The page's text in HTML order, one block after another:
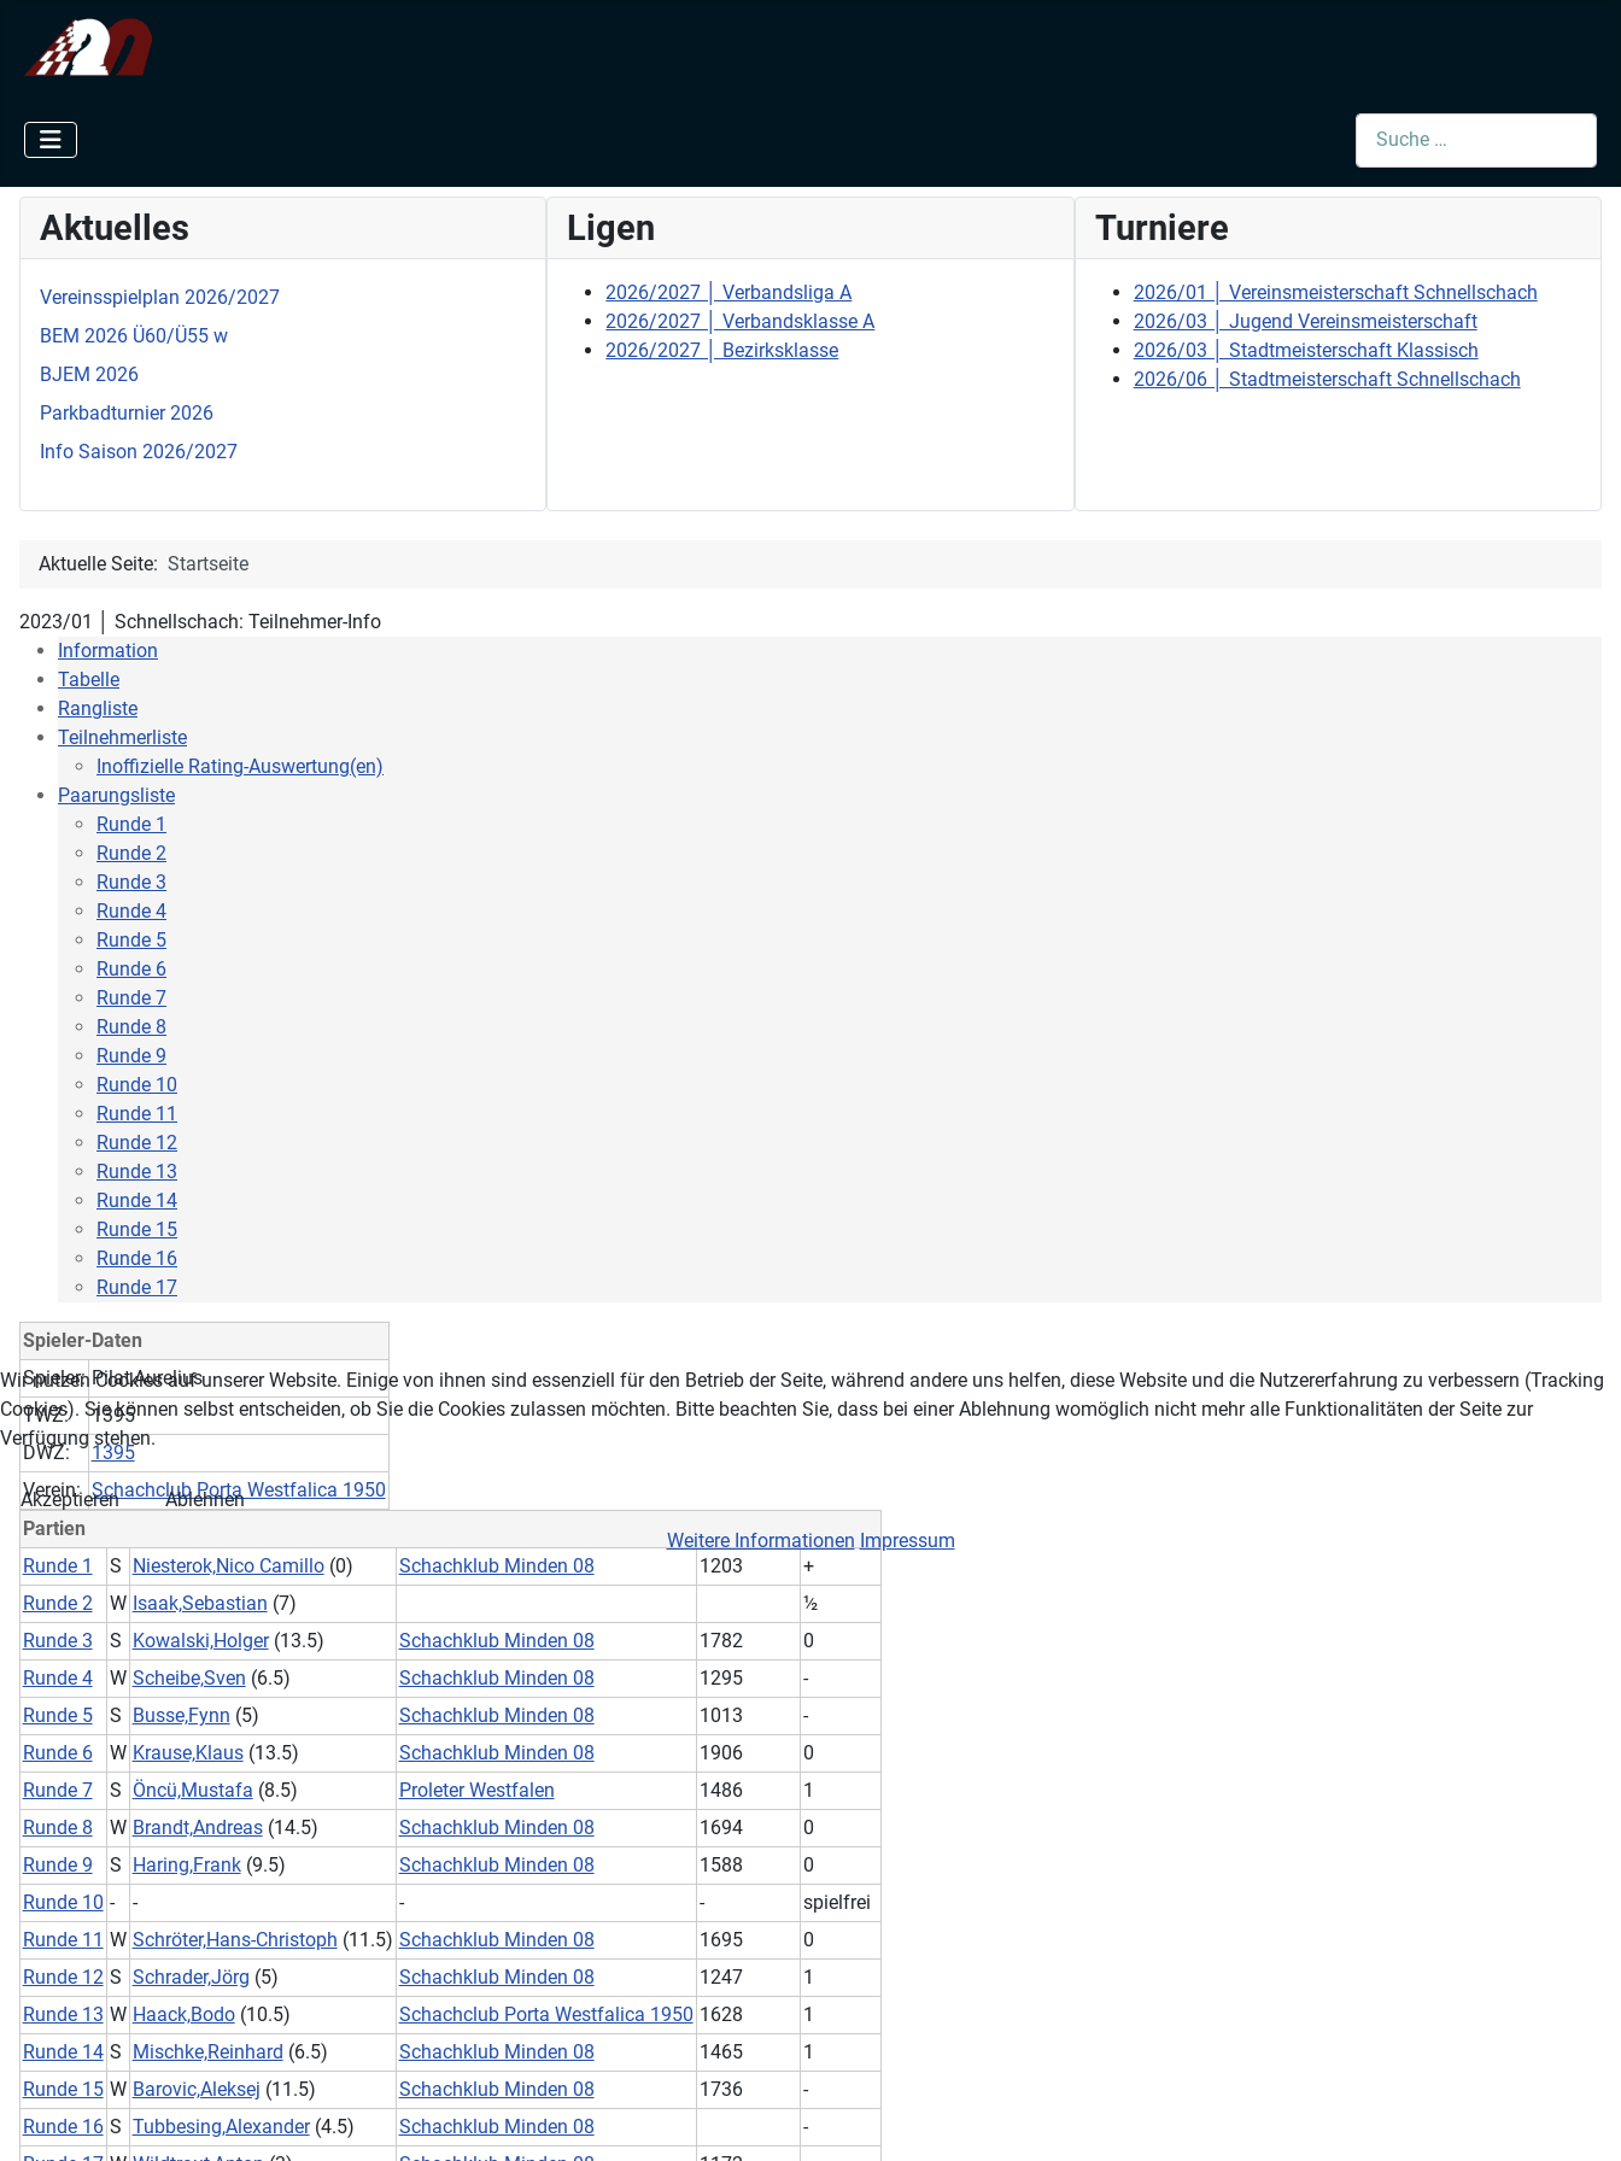
Suchen
Aktuelles
Vereinsspielplan 2026/2027
BEM 2026 Ü60/Ü55 w
BJEM 2026
Parkbadturnier 2026
Info Saison 2026/2027
Ligen
2026/2027 │ Verbandsliga A
2026/2027 │ Verbandsklasse A
2026/2027 │ Bezirksklasse
Turniere
2026/01 │ Vereinsmeisterschaft Schnellschach
2026/03 │ Jugend Vereinsmeisterschaft
2026/03 │ Stadtmeisterschaft Klassisch
2026/06 │ Stadtmeisterschaft Schnellschach
Aktuelle Seite: Startseite
2023/01 │ Schnellschach: Teilnehmer-Info
Information
Tabelle
Rangliste
Teilnehmerliste
Inoffizielle Rating-Auswertung(en)
Paarungsliste
Runde 1
Runde 2
Runde 3
Runde 4
Runde 5
Runde 6
Runde 7
Runde 8
Runde 9
Runde 10
Runde 11
Runde 12
Runde 13
Runde 14
Runde 15
Runde 16
Runde 17
Spieler-Daten
Spieler: Pilat,Aurelius
TWZ:
1395
DWZ:
1395
Verein: Schachclub Porta Westfalica 1950
Partien
Runde 1
S Niesterok,Nico Camillo(0) Schachklub Minden 08 1203
+
Runde 2
W Isaak,Sebastian (7)
½
Runde 3
S Kowalski,Holger(13.5) Schachklub Minden 08 1782
0
Runde 4
W Scheibe,Sven (6.5) Schachklub Minden 08 1295
-
Runde 5
S Busse,Fynn (5) Schachklub Minden 08 1013
-
Runde 6
W Krause,Klaus(13.5) Schachklub Minden 08 1906
0
Runde 7
S Öncü,Mustafa (8.5) Proleter Westfalen 1486
1
Runde 8
W Brandt,Andreas(14.5) Schachklub Minden 08 1694
0
Runde 9
S Haring,Frank(9.5) Schachklub Minden 08 1588
0
Runde 10 - - - -
spielfrei
Runde 11 W Schröter,Hans-Christoph (11.5) Schachklub Minden 08 1695
0
Runde 12 S Schrader,Jörg (5) Schachklub Minden 08 1247
1
Runde 13 W Haack,Bodo(10.5) Schachclub Porta Westfalica 1950 1628
1
Runde 14 S Mischke,Reinhard (6.5) Schachklub Minden 08 1465
1
Runde 15 W Barovic,Aleksej (11.5) Schachklub Minden 08 1736
-
Runde 16 S Tubbesing,Alexander(4.5) Schachklub Minden 08
-
Wir nutzen Cookies auf unserer Website. Einige von ihnen sind essenziell für den Betrieb der Seite, während andere uns helfen, diese Website und die Nutzererfahrung zu verbessern (Tracking
Cookies). Sie können selbst entscheiden, ob Sie die Cookies zulassen möchten. Bitte beachten Sie, dass bei einer Ablehnung womöglich nicht mehr alle Funktionalitäten der Seite zur
Verfügung stehen.
Akzeptieren
Ablehnen
Weitere Informationen Impressum